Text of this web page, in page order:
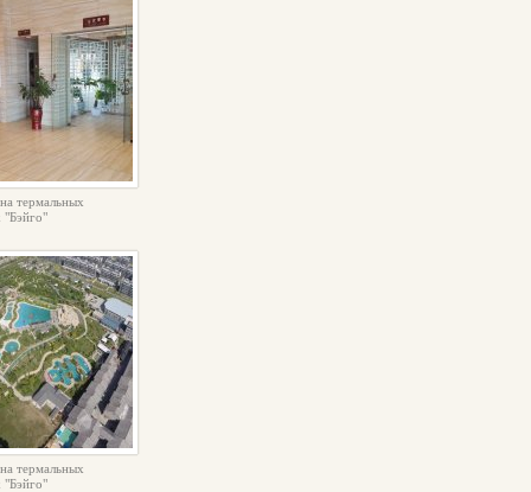
термальных
"Бэйго"
термальных
"Бэйго"